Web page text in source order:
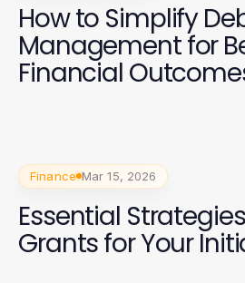
How to Simplify
Management for
Financial
Finance Mar 15, 2026
Essential
Grants for Your